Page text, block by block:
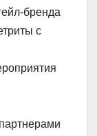
бренда
с